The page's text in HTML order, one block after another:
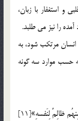
و استغفار با زبان،
را نيز مي طلبد.
مرتكب شود، به
حسب موارد سه گونه
خداوند ستم به خويشتن را در قرآن كريم با تعبير «فَمِنهُم ظالِمٌ لِنَفسهِ»[11]